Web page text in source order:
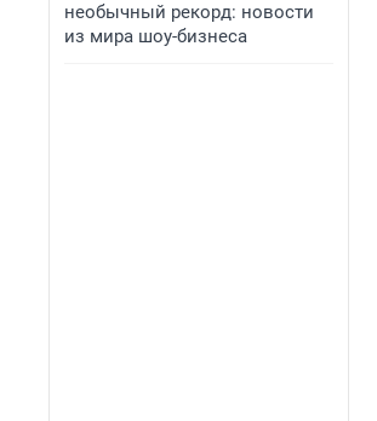
необычный рекорд: новости
из мира шоу-бизнеса